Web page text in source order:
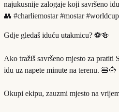
najukusnije zalogaje koji savršeno
👥 #charliemostar #mostar
Gdje gledaš iduću utakmicu? ⚽️🍻
Ako tražiš savršeno mjesto za pratiti
idu uz napete minute na terenu. 🍔🍟
Okupi ekipu, zauzmi mjesto na